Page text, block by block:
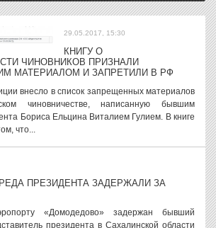
29.05.2017, 15:30
КНИГУ О
ЧИНОВНИКОВ ПРИЗНАЛИ
МАТЕРИАЛОМ И ЗАПРЕТИЛИ В РФ
внесло в список запрещенных материалов
чиновничестве, написанную бывшим
Бориса Ельцина Виталием Гулием. В книге
что...
ПРЕЗИДЕНТА ЗАДЕРЖАЛИ ЗА
«Домодедово» задержан бывший
президента в Сахалинской области